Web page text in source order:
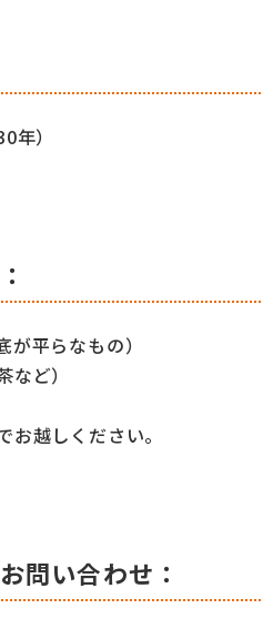
年）
平らなもの）
ど）
越しください。
問い合わせ：